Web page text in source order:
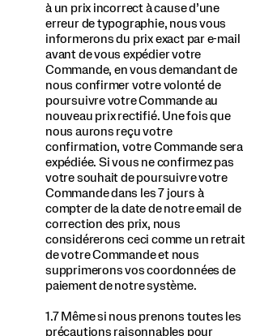
à un prix incorrect à cause d’une
erreur de typographie, nous vous
informerons du prix exact par e-mail
avant de vous expédier votre
Commande, en vous demandant de
nous confirmer votre volonté de
poursuivre votre Commande au
nouveau prix rectifié. Une fois que
nous aurons reçu votre
confirmation, votre Commande sera
expédiée. Si vous ne confirmez pas
votre souhait de poursuivre votre
Commande dans les 7 jours à
compter de la date de notre email de
correction des prix, nous
considérerons ceci comme un retrait
de votre Commande et nous
supprimerons vos coordonnées de
paiement de notre système.
1.7 Même si nous prenons toutes les
précautions raisonnables pour